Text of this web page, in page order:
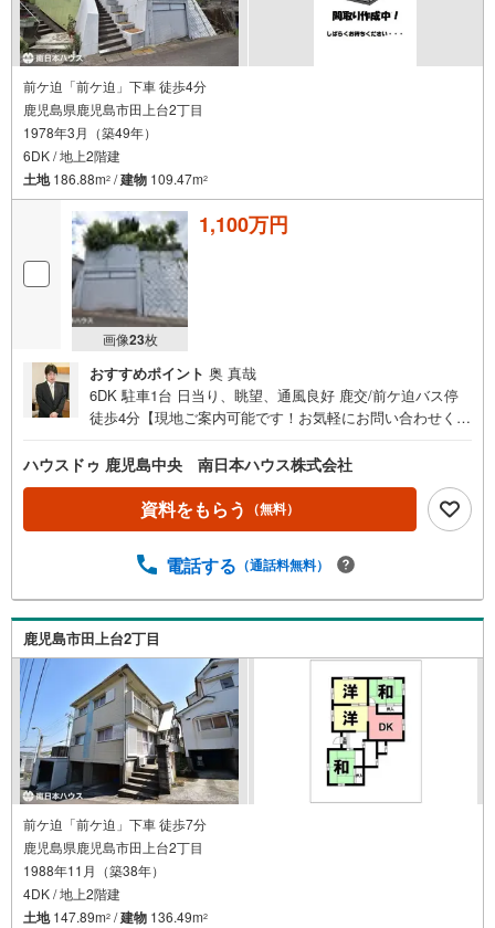
前ケ迫「前ケ迫」下車 徒歩4分
鹿児島県鹿児島市田上台2丁目
1978年3月（築49年）
6DK / 地上2階建
土地186.88m2 /建物 109.47m2
画像23枚
1,100万円
おすすめポイント 奥 真哉
6DK 駐車1台 日当り、眺望、通風良好 鹿交/前ケ迫バス停
徒歩4分【現地ご案内可能です！お気軽にお問い合わせくだ
（約150m）・田上台公園まで徒歩3分（約220m）・広木簡
易郵便局まで徒歩5分（約370m）・コープかごしま田上店
まで徒歩5分（約380m）・たがみ台保育園まで徒歩6分（約
450m）・セブンイレブン紫原7丁目店まで徒歩9分（約660
で徒歩14分（約1070m）【物件見学】■ご希望の場所まで
いたします 【住宅ローンについて】■住宅ローン代行サー
ビス ■店頭で住宅ローンのご相談、資金計画、お申込みが
可能です 【中古×リフォーム】■購入からリフォームまでワ
ンストップでご提供できます ■中古物件購入＋リフォーム
費用もまとめてお見積り！お家のことならハウスドゥ鹿児
島中央・南日本ハウスにお任せ下さい！
ハウスドゥ 鹿児島中央 南日本ハウス株式会社
資料をもらう （無料）
電話する （通話料無料）
鹿児島市田上台2丁目
前ケ迫「前ケ迫」下車 徒歩7分
鹿児島県鹿児島市田上台2丁目
1988年11月（築38年）
4DK / 地上2階建
土地147.89m2 /建物 136.49m2